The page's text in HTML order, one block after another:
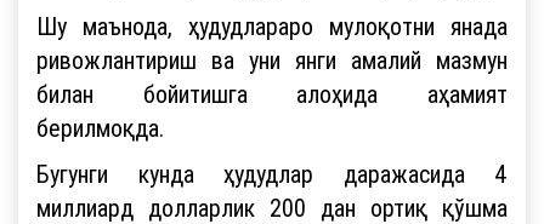
Шу маънода, ҳудудлараро мулоқотни янада
ривожлантириш ва уни янги амалий мазмун
билан бойитишга алоҳида аҳамият
берилмоқда.
Бугунги кунда ҳудудлар даражасида 4
миллиард долларлик 200 дан ортиқ қўшма